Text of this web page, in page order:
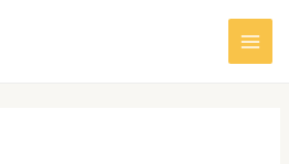
MAIN